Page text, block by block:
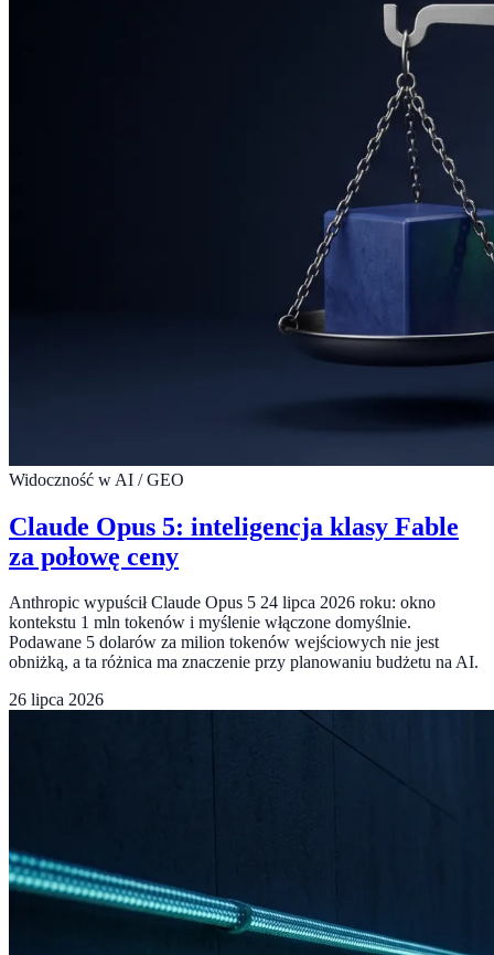
Widoczność w AI / GEO
Claude Opus 5: inteligencja klasy Fable
za połowę ceny
Anthropic wypuścił Claude Opus 5 24 lipca 2026 roku: okno
kontekstu 1 mln tokenów i myślenie włączone domyślnie.
Podawane 5 dolarów za milion tokenów wejściowych nie jest
obniżką, a ta różnica ma znaczenie przy planowaniu budżetu na AI.
26 lipca 2026